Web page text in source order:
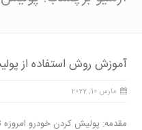
آموزش روش استفاده از
مارس 10, 2022